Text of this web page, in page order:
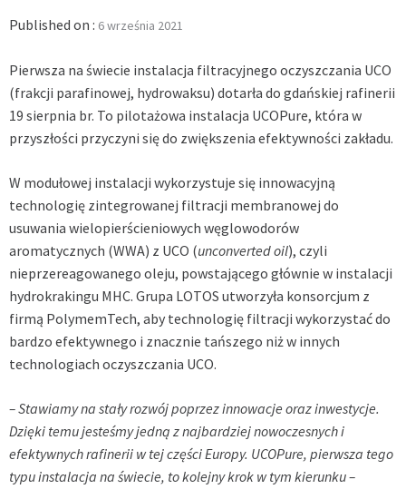
Published on : 6 września 2021
Pierwsza na świecie instalacja filtracyjnego oczyszczania UCO
(frakcji parafinowej, hydrowaksu) dotarła do gdańskiej rafinerii
19 sierpnia br. To pilotażowa instalacja UCOPure, która w
przyszłości przyczyni się do zwiększenia efektywności zakładu.
W modułowej instalacji wykorzystuje się innowacyjną
technologię zintegrowanej filtracji membranowej do
usuwania wielopierścieniowych węglowodorów
aromatycznych (WWA) z UCO (unconverted oil), czyli
nieprzereagowanego oleju, powstającego głównie w instalacji
hydrokrakingu MHC. Grupa LOTOS utworzyła konsorcjum z
firmą PolymemTech, aby technologię filtracji wykorzystać do
bardzo efektywnego i znacznie tańszego niż w innych
technologiach oczyszczania UCO.
– Stawiamy na stały rozwój poprzez innowacje oraz inwestycje.
Dzięki temu jesteśmy jedną z najbardziej nowoczesnych i
efektywnych rafinerii w tej części Europy. UCOPure, pierwsza tego
typu instalacja na świecie, to kolejny krok w tym kierunku –